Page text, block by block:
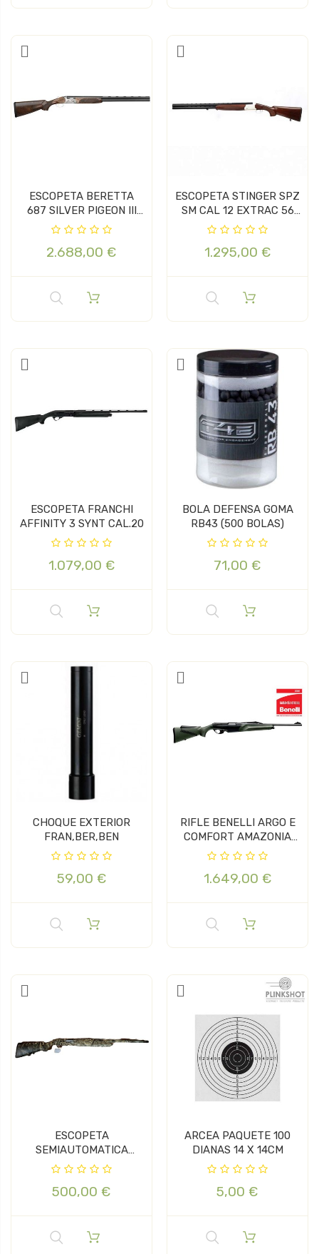
ESCOPETA BERETTA
687 SILVER PIGEON III
CAL 12...
2.688,00 €
ESCOPETA STINGER SPZ
SM CAL 12 EXTRAC 56
BECADA
1.295,00 €
ESCOPETA FRANCHI
AFFINITY 3 SYNT CAL.20
1.079,00 €
BOLA DEFENSA GOMA
RB43 (500 BOLAS)
71,00 €
CHOQUE EXTERIOR
FRAN,BER,BEN
59,00 €
RIFLE BENELLI ARGO E
COMFORT AMAZONIA
CAL 30-06
1.649,00 €
ESCOPETA
SEMIAUTOMATICA
BERETTA A301 CAL 12
500,00 €
ARCEA PAQUETE 100
DIANAS 14 X 14CM
5,00 €